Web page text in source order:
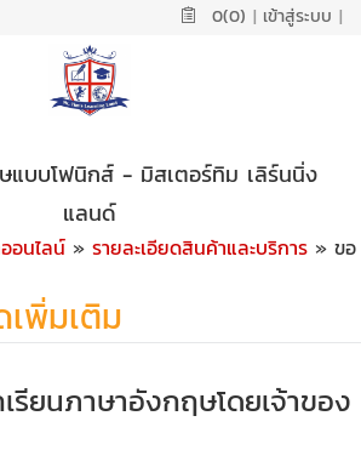
0(0) | เข้าสู่ระบบ |
แบบโฟนิกส์ - มิสเตอร์ทิม เลิร์นนิ่ง
แลนด์
อนไลน์ » รายละเอียดสินค้าและบริการ » ขอ
เพิ่มเติม
รียนภาษาอังกฤษโดยเจ้าของ